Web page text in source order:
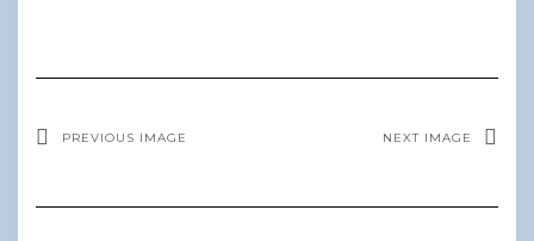
PREVIOUS IMAGE NEXT IMAGE